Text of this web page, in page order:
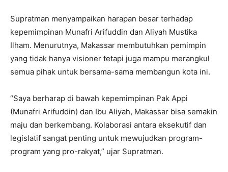
Supratman menyampaikan harapan besar terhadap
kepemimpinan Munafri Arifuddin dan Aliyah Mustika
Ilham. Menurutnya, Makassar membutuhkan pemimpin
yang tidak hanya visioner tetapi juga mampu merangkul
semua pihak untuk bersama-sama membangun kota ini.
“Saya berharap di bawah kepemimpinan Pak Appi
(Munafri Arifuddin) dan Ibu Aliyah, Makassar bisa semakin
maju dan berkembang. Kolaborasi antara eksekutif dan
legislatif sangat penting untuk mewujudkan program-
program yang pro-rakyat,” ujar Supratman.